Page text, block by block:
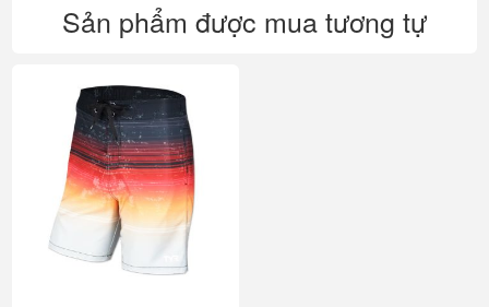
Sản phẩm được mua tương tự